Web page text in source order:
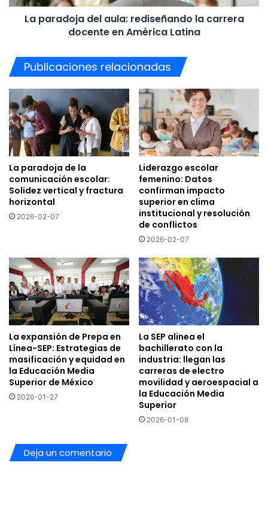
en
AméricaLa paradoja del aula: rediseñando la carrera
docente en América Latina
Publicaciones relacionadas
La paradoja de la
comunicación escolar:
Solidez vertical y fractura
horizontal
2026-02-07
Liderazgo escolar
femenino: Datos
confirman impacto
superior en clima
institucional y resolución
de conflictos
2026-02-07
La expansión de Prepa en
Línea-SEP: Estrategias de
masificación y equidad en
la Educación Media
Superior de México
2026-01-27
La SEP alinea el
bachillerato con la
industria: llegan las
carreras de electro
movilidad y aeroespacial a
la Educación Media
Superior
2026-01-08
Deja un comentario